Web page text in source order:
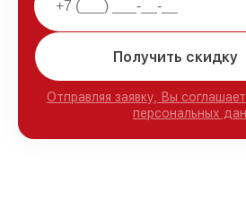
Получить скидку
Отправляя заявку, Вы
персональных